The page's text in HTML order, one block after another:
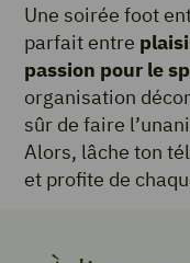
Une soirée foot
parfait entre
passion pour le
organisation
sûr de faire
Alors, lâche ton
et profite de